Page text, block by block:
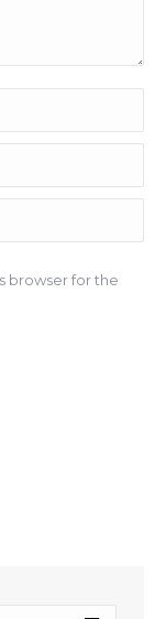
browser for the